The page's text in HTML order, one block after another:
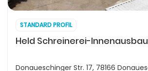
STANDARD PROFIL
Held Schreinerei-Innenausbau
Donaueschinger Str. 17, 78166